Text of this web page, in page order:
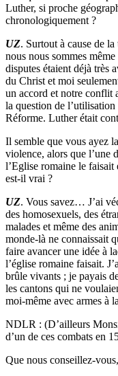
Luther, si proche
chronologiquement ?
UZ. Surtout à cause de
nous nous sommes
disputes étaient déjà très
du Christ et moi
un accord et notre conflit
la question de
Réforme. Luther était
Il semble que vous ayez
violence, alors que l’une
l’Eglise romaine le faisait
est-il vrai ?
UZ. Vous savez… J’ai
des homosexuels, des
malades et même des
monde-là ne connaissait
faire avancer une idée à
l’église romaine faisait.
brûle vivants ; je payais
les cantons qui ne
moi-même avec armes à
NDLR : (D’ailleurs
d’un de ces combats en
Que nous conseillez-